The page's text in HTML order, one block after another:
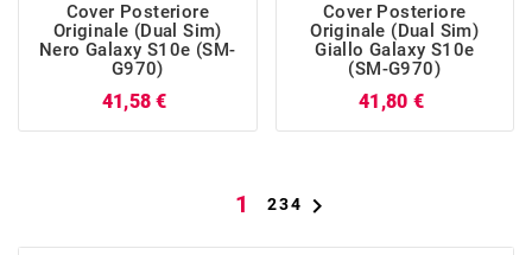
Cover Posteriore
Originale (Dual Sim)
Nero Galaxy S10e (SM-
G970)
41,58 €
Cover Posteriore
Originale (Dual Sim)
Giallo Galaxy S10e
(SM-G970)
41,80 €
1 234 